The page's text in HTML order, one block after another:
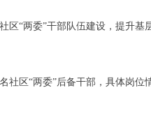
“两委”干部队伍建设，提升基
区“两委”后备干部，具体岗位